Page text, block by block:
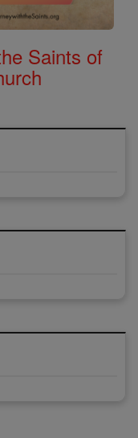
Saints of